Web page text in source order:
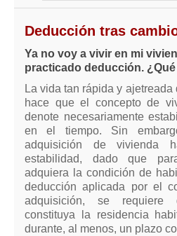
Deducción tras
Ya no voy a vivir en mi
practicado deducción.
La vida tan rápida y
hace que el concepto de
denote necesariamente
en el tiempo. Sin
adquisición de vivienda
estabilidad, dado que
adquiera la condición de
deducción aplicada por el
adquisición, se requiere
constituya la residencia
durante, al menos, un plazo